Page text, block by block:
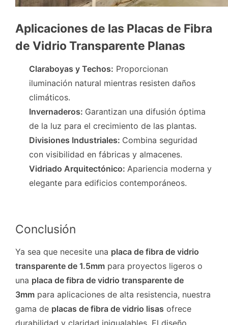
Aplicaciones de las Placas de Fibra
de Vidrio Transparente Planas
Claraboyas y Techos: Proporcionan
iluminación natural mientras resisten daños
climáticos.
Invernaderos: Garantizan una difusión óptima
de la luz para el crecimiento de las plantas.
Divisiones Industriales: Combina seguridad
con visibilidad en fábricas y almacenes.
Vidriado Arquitectónico: Apariencia moderna y
elegante para edificios contemporáneos.
Conclusión
Ya sea que necesite una placa de fibra de vidrio
transparente de 1.5mm para proyectos ligeros o
una placa de fibra de vidrio transparente de
3mm para aplicaciones de alta resistencia, nuestra
gama de placas de fibra de vidrio lisas ofrece